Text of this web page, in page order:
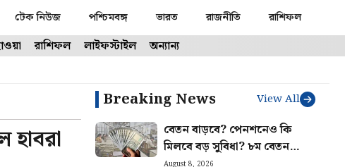
টেক নিউজ পশ্চিমবঙ্গ ভারত রাজনীতি রাশিফল
রাশিফল লাইফস্টাইল অন্যান্য
Breaking News View All
বেতন বাড়বে? পেনশনেও কি
মিলবে বড় সুবিধা? ৮ম বেতন
August 8, 2026